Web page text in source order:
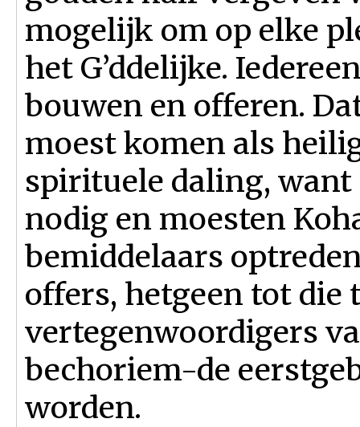
mogelijk om op elke
het G’ddelijke.
bouwen en offeren.
moest komen als
spirituele daling, want
nodig en moesten
bemiddelaars
offers, hetgeen tot die
vertegenwoordigers
bechoriem-de
worden.